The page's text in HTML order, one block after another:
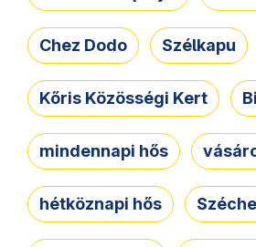
Chez Dodo Szélkapu
Kőris Közösségi Kert
mindennapi hős
hétköznapi hős